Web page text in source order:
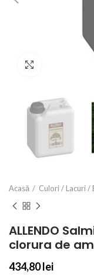
Acasă Culori / Lacuri /
ALLENDO
clorura de
434,80lei